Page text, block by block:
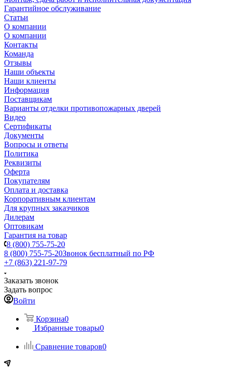
Гарантийное обслуживание
Статьи
О компании
О компании
Контакты
Команда
Отзывы
Наши объекты
Наши клиенты
Информация
Поставщикам
Варианты отделки противопожарных дверей
Видео
Сертификаты
Документы
Вопросы и ответы
Политика
Реквизиты
Оферта
Покупателям
Оплата и доставка
Корпоративным клиентам
Для крупных заказчиков
Дилерам
Оптовикам
Гарантия на товар
8 (800) 755-75-20
8 (800) 755-75-20Звонок бесплатный по РФ
+7 (863) 221-97-79
Заказать звонок
Задать вопрос
Войти
Корзина0
Избранные товары0
Сравнение товаров0